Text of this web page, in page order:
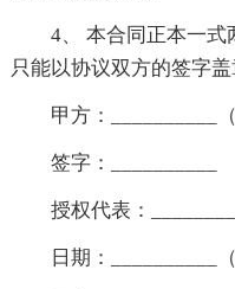
4、 本合同正本一式
只能以协议双方的签字盖
甲方：__________
签字：__________
授权代表：
日期：__________